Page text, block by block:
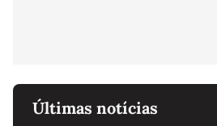
Últimas notícias